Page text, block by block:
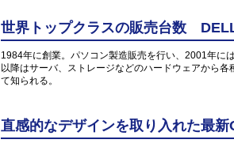
世界トップクラスの販売台数
1984年に創業。パソコン製造販売を行い、2001年に
以降はサーバ、ストレージなどのハードウェアから
て知られる。
直感的なデザインを取り入れた最新